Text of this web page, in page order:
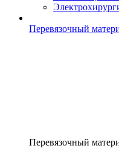
Перевязочный
Перевязочный